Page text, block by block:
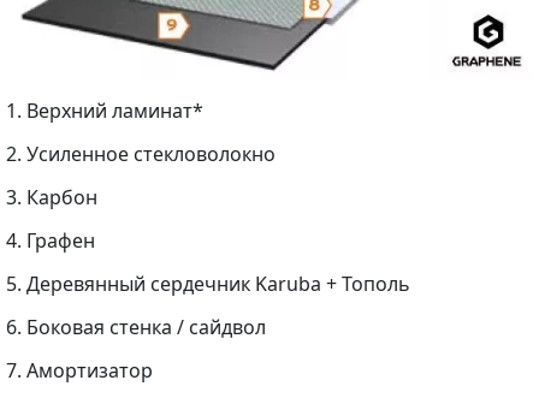
1. Верхний ламинат*
2. Усиленное стекловолокно
3. Карбон
4. Графен
5. Деревянный сердечник Karuba + Тополь
6. Боковая стенка / сайдвол
7. Амортизатор